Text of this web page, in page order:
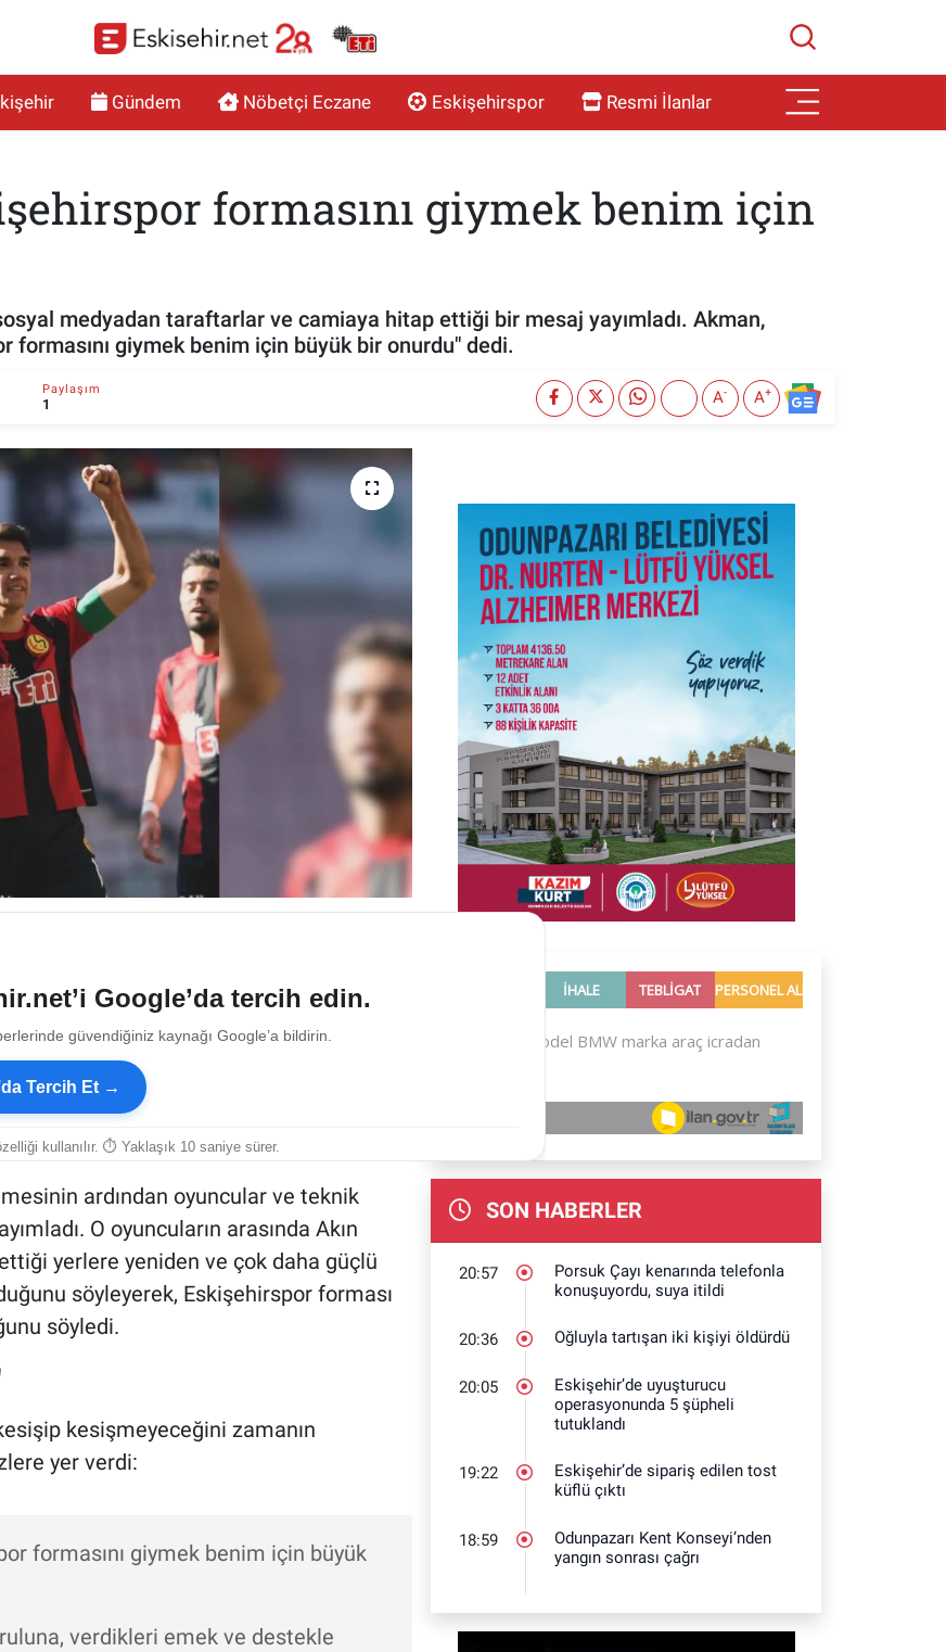
Gündem Nöbetçi Eczane Eskişehirspor Resmi İlanlar
formasını giymek benim için
medyadan taraftarlar ve camiaya hitap ettiği bir mesaj yayımladı. Akman,
formasını giymek benim için büyük bir onurdu" dedi.
Paylaşım
1 A- A+
Google’da tercih edin.
güvendiğiniz kaynağı Google’a bildirin.
Tercih Et →
kullanılır. ⏱ Yaklaşık 10 saniye sürer.
ardından oyuncular ve teknik
O oyuncuların arasında Akın
yerlere yeniden ve çok daha güçlü
söyleyerek, Eskişehirspor forması
söyledi.
kesişmeyeceğini zamanın
yer verdi:
formasını giymek benim için büyük
verdikleri emek ve destekle
SON HABERLER
20:57
Porsuk Çayı kenarında telefonla
konuşuyordu, suya itildi
20:36 Oğluyla tartışan iki kişiyi öldürdü
20:05
Eskişehir’de uyuşturucu
operasyonunda 5 şüpheli
tutuklandı
19:22
Eskişehir’de sipariş edilen tost
küflü çıktı
18:59
Odunpazarı Kent Konseyi’nden
yangın sonrası çağrı